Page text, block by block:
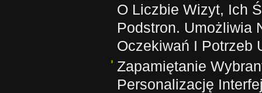
O Liczbie Wizyt, Ich
Podstron. Umożliwia
Oczekiwań I Potrzeb
Zapamiętanie
Personalizację